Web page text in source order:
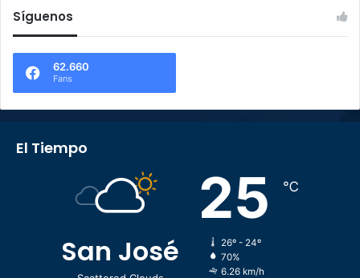
Síguenos
62.660
Fans
El Tiempo
San José
25 ℃
26º - 24º
70%
6.26 km/h